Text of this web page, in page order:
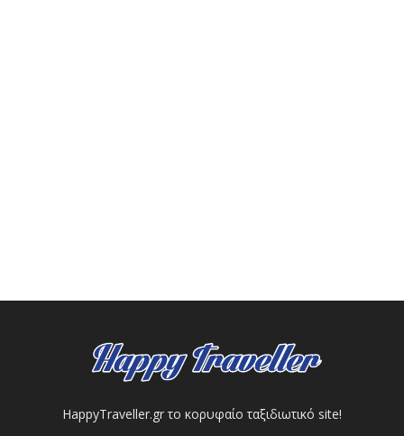
HappyTraveller.gr το κορυφαίο ταξιδιωτικό site!